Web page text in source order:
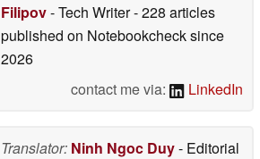
Filipov- Tech Writer- 228 articles
published on Notebookchecksince
2026
contact me via:
LinkedIn
Translator: Ninh Ngoc Duy- Editorial